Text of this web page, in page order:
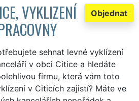
Objednat
VYKLIZENÍ
sehnat levné vyklízení
v obci Citice a hledáte
firmu, která vám toto
v Citicích zajistí? Máte ve